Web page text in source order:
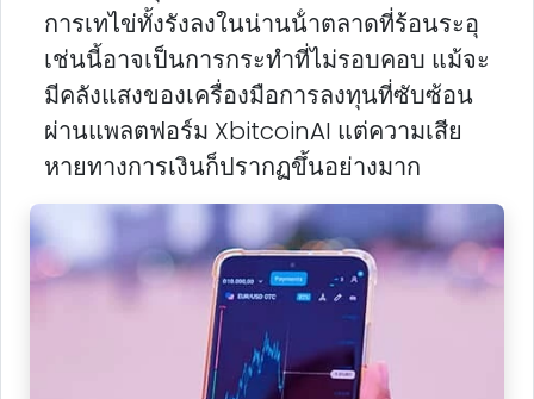
การเทไข่ทั้งรังลงในน่านน้ําตลาดที่ร้อนระอุ
เช่นนี้อาจเป็นการกระทําที่ไม่รอบคอบ แม้จะ
มีคลังแสงของเครื่องมือการลงทุนที่ซับซ้อน
ผ่านแพลตฟอร์ม XbitcoinAI แต่ความเสีย
หายทางการเงินก็ปรากฏขึ้นอย่างมาก